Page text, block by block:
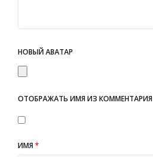
НОВЫЙ АВАТАР
ОТОБРАЖАТЬ ИМЯ ИЗ КОММЕНТАРИЯ
ИМЯ*